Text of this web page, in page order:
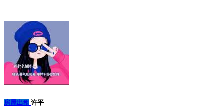
房屋出租 许平